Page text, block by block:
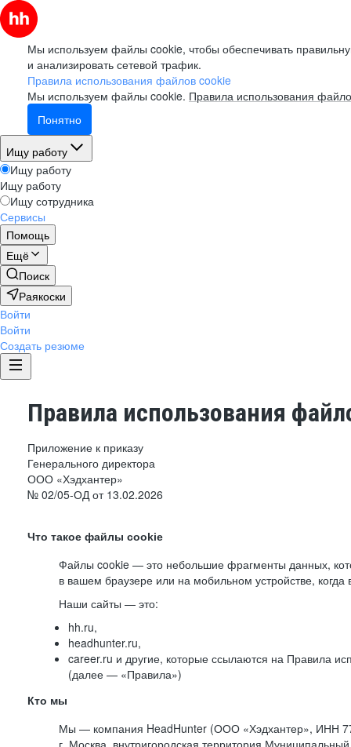
Мы используем файлы cookie, чтобы обеспечивать
и анализировать сетевой трафик.
Правила использования файлов cookie
Мы используем файлы cookie. Правила использования
Понятно
Ищу работу
Ищу работу
Ищу работу
Ищу сотрудника
Сервисы
Помощь
Ещё
Поиск
Раякоски
Войти
Войти
Создать резюме
Правила использования
Приложение к приказу
Генерального директора
ООО «Хэдхантер»
№ 02/05-ОД от 13.02.2026
Что такое файлы cookie
Файлы cookie — это небольшие фрагменты данных,
в вашем браузере или на мобильном устройстве,
Наши сайты — это:
hh.ru,
headhunter.ru,
career.ru и другие, которые ссылаются на Правила
(далее — «Правила»)
Кто мы
Мы — компания HeadHunter (ООО «Хэдхантер», ИНН
г. Москва, внутригородская территория Муниципальный